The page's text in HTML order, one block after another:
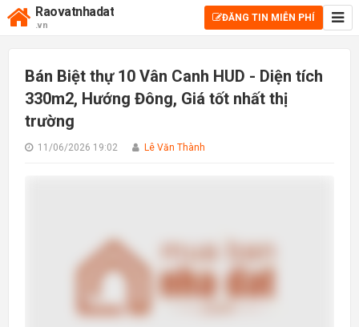
Raovatnhadat
.vn
ĐĂNG TIN MIỄN PHÍ
Bán Biệt thự 10 Vân Canh HUD - Diện tích
330m2, Hướng Đông, Giá tốt nhất thị
trường
11/06/2026 19:02 Lê Văn Thành